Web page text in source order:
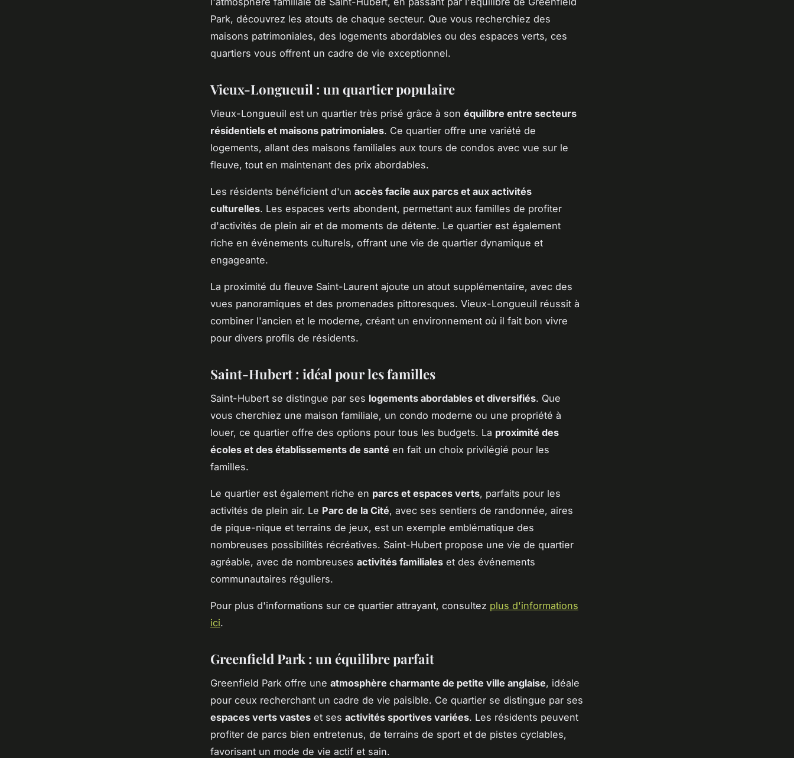
Park, découvrez les atouts de chaque secteur. Que vous recherchiez des
maisons patrimoniales, des logements abordables ou des espaces verts, ces
quartiers vous offrent un cadre de vie exceptionnel.
Vieux-Longueuil : un quartier populaire
Vieux-Longueuil est un quartier très prisé grâce à son équilibre entre secteurs
résidentiels et maisons patrimoniales. Ce quartier offre une variété de
logements, allant des maisons familiales aux tours de condos avec vue sur le
fleuve, tout en maintenant des prix abordables.
Les résidents bénéficient d'un accès facile aux parcs et aux activités
culturelles. Les espaces verts abondent, permettant aux familles de profiter
d'activités de plein air et de moments de détente. Le quartier est également
riche en événements culturels, offrant une vie de quartier dynamique et
engageante.
La proximité du fleuve Saint-Laurent ajoute un atout supplémentaire, avec des
vues panoramiques et des promenades pittoresques. Vieux-Longueuil réussit à
combiner l'ancien et le moderne, créant un environnement où il fait bon vivre
pour divers profils de résidents.
Saint-Hubert : idéal pour les familles
Saint-Hubert se distingue par ses logements abordables et diversifiés. Que
vous cherchiez une maison familiale, un condo moderne ou une propriété à
louer, ce quartier offre des options pour tous les budgets. La proximité des
écoles et des établissements de santé en fait un choix privilégié pour les
familles.
Le quartier est également riche en parcs et espaces verts, parfaits pour les
activités de plein air. Le Parc de la Cité, avec ses sentiers de randonnée, aires
de pique-nique et terrains de jeux, est un exemple emblématique des
nombreuses possibilités récréatives. Saint-Hubert propose une vie de quartier
agréable, avec de nombreuses activités familiales et des événements
communautaires réguliers.
Pour plus d'informations sur ce quartier attrayant, consultez plus d'informations
ici.
Greenfield Park : un équilibre parfait
Greenfield Park offre une atmosphère charmante de petite ville anglaise, idéale
pour ceux recherchant un cadre de vie paisible. Ce quartier se distingue par ses
espaces verts vastes et ses activités sportives variées. Les résidents peuvent
profiter de parcs bien entretenus, de terrains de sport et de pistes cyclables,
favorisant un mode de vie actif et sain.